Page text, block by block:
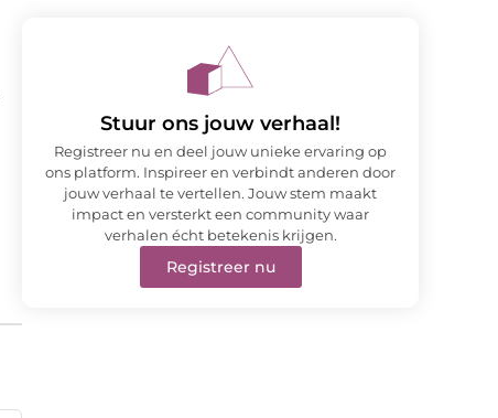
Stuur ons jouw verhaal!
Registreer nu en deel jouw unieke ervaring op
ons platform. Inspireer en verbindt anderen door
jouw verhaal te vertellen. Jouw stem maakt
impact en versterkt een community waar
verhalen écht betekenis krijgen.
Registreer nu